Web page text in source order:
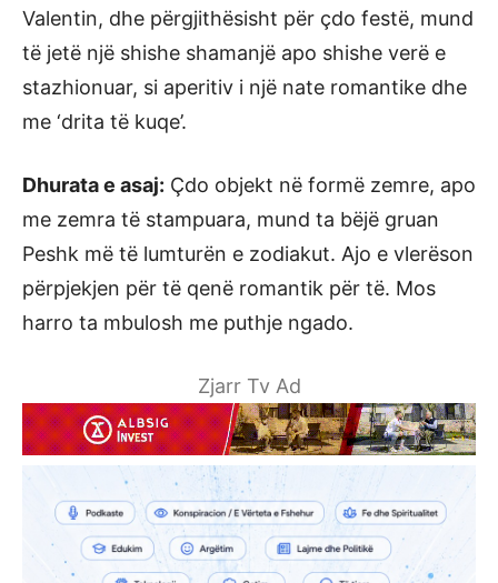
Valentin, dhe përgjithësisht për çdo festë, mund
të jetë një shishe shamanjë apo shishe verë e
stazhionuar, si aperitiv i një nate romantike dhe
me ‘drita të kuqe’.
Dhurata e asaj: Çdo objekt në formë zemre, apo
me zemra të stampuara, mund ta bëjë gruan
Peshk më të lumturën e zodiakut. Ajo e vlerëson
përpjekjen për të qenë romantik për të. Mos
harro ta mbulosh me puthje ngado.
Zjarr Tv Ad